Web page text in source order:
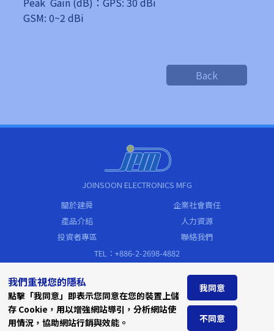
GSM: 0~2 dBi
Back
JOINSOON ELECTRONICS MFG
關於建舜
企業社會責任
產品介紹
人力資源
投資者專區
聯絡我們
TEL：+886-2-2698-4882
Address
新北市汐止區新台五路一段79號19樓
(遠東世界中心C棟)
我們重視您的隱私
點擊「我同意」即表示您同意在您的裝置上儲
存 Cookie，用以增強網站導引，分析網站使
用情況，協助網站行銷與效能。
我同意
不同意